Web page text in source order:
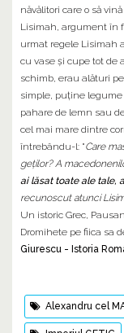
năvălitori care o să
Lisimah, argument în
urmat regele Lisimah
cu vase și cupe tot de
schimb, erau alături
simple, puține
pahare de lemn sau
cel mai mare dintre
întrebându-l: "Care
geților? A
ai lăsat toate ale tale,
recunoscut atunci
Un istoric Grec,
Dromihete pe fiica sa
Giurescu - Istoria
Alexandru cel